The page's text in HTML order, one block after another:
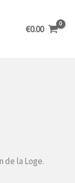
€0.00
de la Loge.